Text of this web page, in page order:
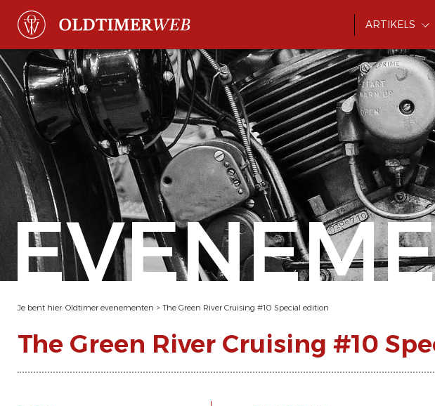
ARTIKELS
Je bent hier: Oldtimer evenementen > The Green River Cruising #10 Special edition
The Green River Cruising #10